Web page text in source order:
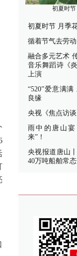
初夏时
初夏时节 月季
循着节气去劳动
融合多元艺术
音乐舞蹈诗《
上演
“520”爱意满
良缘
央视《焦点访
雨中的唐山
来”！
央视报道唐山
40万吨船舶常